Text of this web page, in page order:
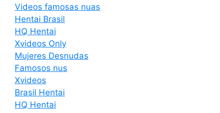
Videos famosas nuas
Hentai Brasil
HQ Hentai
Xvideos Only
Mujeres Desnudas
Famosos nus
Xvideos
Brasil Hentai
HQ Hentai